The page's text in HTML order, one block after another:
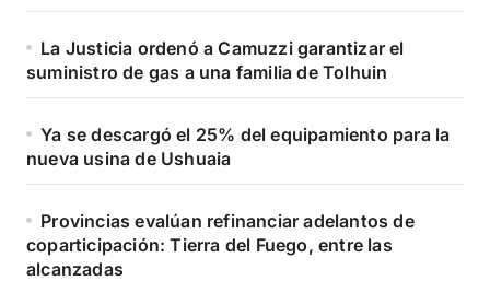
La Justicia ordenó a Camuzzi garantizar el
suministro de gas a una familia de Tolhuin
Ya se descargó el 25% del equipamiento para la
nueva usina de Ushuaia
Provincias evalúan refinanciar adelantos de
coparticipación: Tierra del Fuego, entre las
alcanzadas